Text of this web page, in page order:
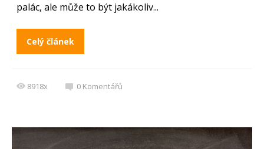
palác, ale může to být jakákoliv...
Celý článek
8918x 0 Komentářů